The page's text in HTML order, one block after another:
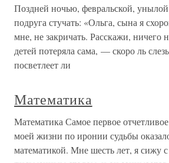
Поздней ночью, февральской,
подруга стучать: «Ольга, сына я
мне, не закричать. Расскажи,
детей потеряла сама, — скоро ль
посветлеет ли
Математика
Математика Самое первое
моей жизни по иронии судьбы
математикой. Мне шесть лет, я сижу